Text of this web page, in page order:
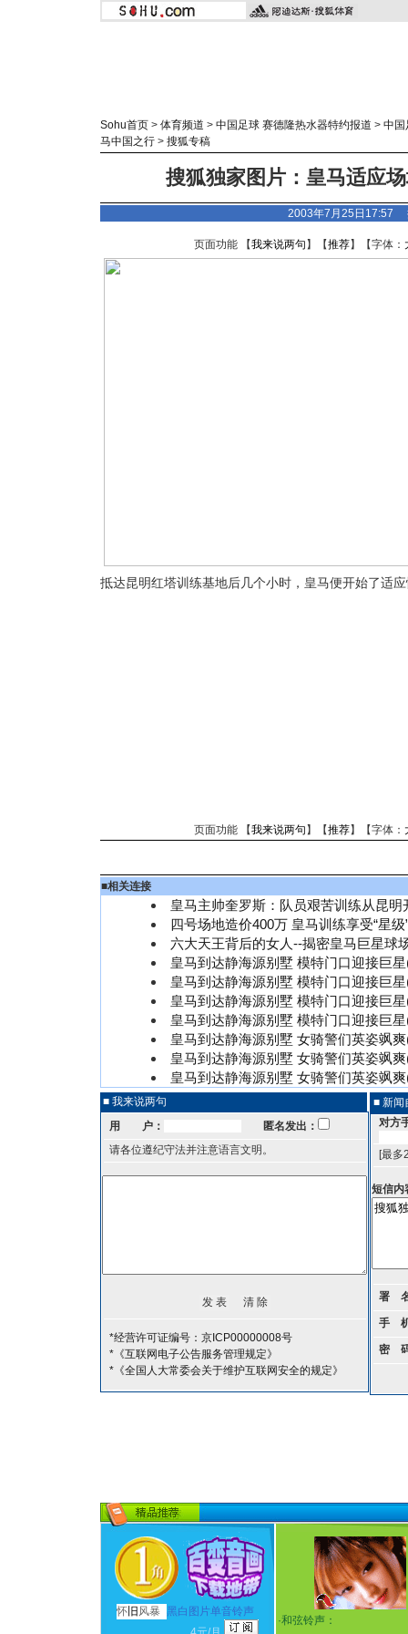
Sohu首页 > 体育频道 > 中国足球 赛德隆热水器特约报道 > 中国
马中国之行 > 搜狐专稿
搜狐独家图片：皇马适应
2003年7月25日17:57
页面功能 【我来说两句 】【推荐】【字体：
抵达昆明红塔训练基地后几个小时，皇马便开始了适
页面功能 【我来说两句 】【推荐】【字体：
■相关连接
皇马主帅奎罗斯：队员艰苦训练从昆明
四号场地造价400万 皇马训练享受“星级
六大天王背后的女人--揭密皇马巨星球
皇马到达静海源别墅 模特门口迎接巨
皇马到达静海源别墅 模特门口迎接巨
皇马到达静海源别墅 模特门口迎接巨
皇马到达静海源别墅 模特门口迎接巨
皇马到达静海源别墅 女骑警们英姿飒
皇马到达静海源别墅 女骑警们英姿飒
皇马到达静海源别墅 女骑警们英姿飒
■ 我来说两句
用 户：
匿名发出：
请各位遵纪守法并注意语言文明。
*经营许可证编号：京ICP00000008号
*《互联网电子公告服务管理规定》
*《全国人大常委会关于维护互联网安全的规定》
■ 新闻
对方
[最多
短信内
署
手
密
怀 旧 风暴
黑白图片单音铃声
·和弦铃声：